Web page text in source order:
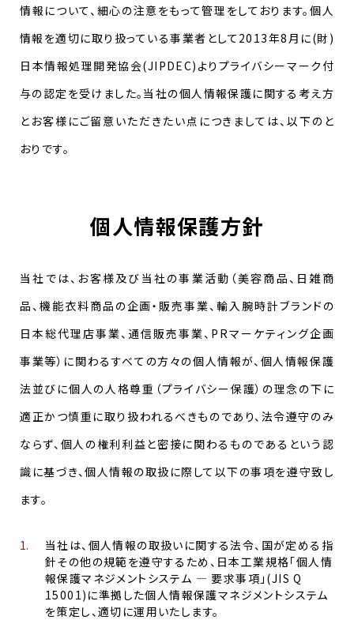
情報について、細心の注意をもって管理をしております。個人
情報を適切に取り扱っている事業者として2013年8月に(財)
日本情報処理開発協会(JIPDEC)よりプライバシーマーク付
与の認定を受けました。当社の個人情報保護に関する考え方
とお客様にご留意いただきたい点につきましては、以下のと
おりです。
個人情報保護方針
当社では、お客様及び当社の事業活動（美容商品、日雑商
品、機能衣料商品の企画・販売事業、輸入腕時計ブランドの
日本総代理店事業、通信販売事業、PRマーケティング企画
事業等）に関わるすべての方々の個人情報が、個人情報保護
法並びに個人の人格尊重（プライバシー保護）の理念の下に
適正かつ慎重に取り扱われるべきものであり、法令遵守のみ
ならず、個人の権利利益と密接に関わるものであるという認
識に基づき、個人情報の取扱に際して以下の事項を遵守致し
ます。
当社は、個人情報の取扱いに関する法令、国が定める指
針その他の規範を遵守するため、日本工業規格「個人情
報保護マネジメントシステム — 要求事項」(JIS Q
15001)に準拠した個人情報保護マネジメントシステム
を策定し、適切に運用いたします。